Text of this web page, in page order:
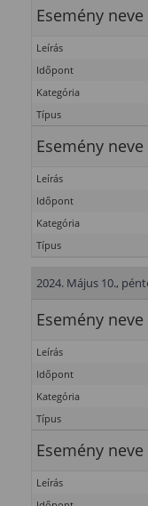
Esemény neve
Leírás
Időpont
Kategória
Típus
Esemény neve
Leírás
Időpont
Kategória
Típus
2024. Május 10.,
Esemény neve
Leírás
Időpont
Kategória
Típus
Esemény neve
Leírás